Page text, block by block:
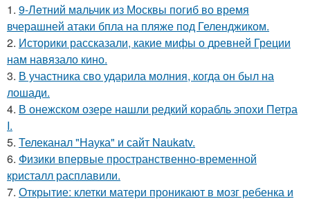
1. 9-Лeтний мaльчик из Москвы погиб во время
вчерашней атаки бпла на пляже под Геленджиком.
2. Историки рассказали, какие мифы о древней Греции
нам навязало кино.
3. В участника сво ударила молния, когда он был на
лошади.
4. В онежском озере нашли редкий корабль эпохи Петра
I.
5. Телеканал "Наука" и сайт Naukatv.
6. Физики впервые пространственно-временной
кристалл расплавили.
7. Открытие: клетки матери проникают в мозг ребенка и